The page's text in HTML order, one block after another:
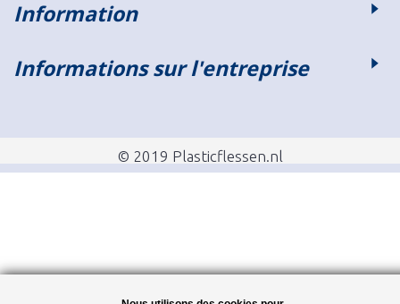
Information
Informations sur l'entreprise
© 2019 Plasticflessen.nl